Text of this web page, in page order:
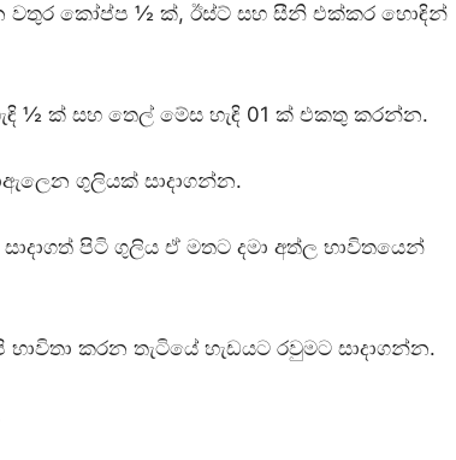
වතුර කෝප්ප ½ ක්, ඊස්ට් සහ සීනි එක්කර හොඳින්
½ ක් සහ තෙල් මේස හැඳි 01 ක් එකතු කරන්න.
ගුලියක් සාදාගන්න.
පිටි ගුලිය ඒ මතට දමා අත්ල භාවිතයෙන්
කරන තැටියේ හැඩයට රවුමට සාදාගන්න.